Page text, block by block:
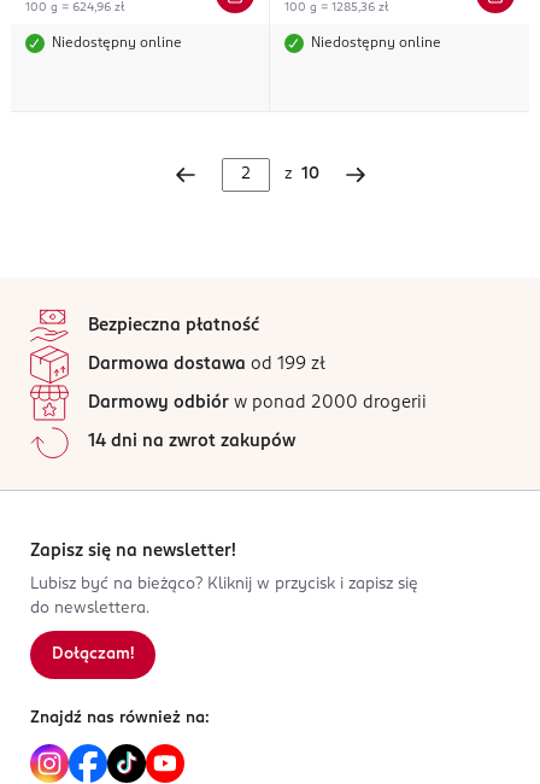
100 g = 624,96 zł
Niedostępny online
100 g = 1285,36 zł
Niedostępny online
z 10
Bezpieczna płatność
Darmowa dostawa od 199 zł
Darmowy odbiór w ponad 2000 drogerii
14 dni na zwrot zakupów
Zapisz się na newsletter!
Lubisz być na bieżąco? Kliknij w przycisk i zapisz się
do newslettera.
Dołączam!
Znajdź nas również na: